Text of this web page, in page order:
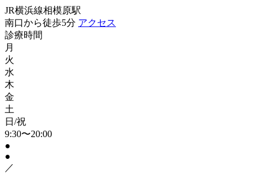
JR横浜線相模原駅
南口から徒歩5分 アクセス
診療時間
月
火
水
木
金
土
日/祝
9:30〜20:00
●
●
／